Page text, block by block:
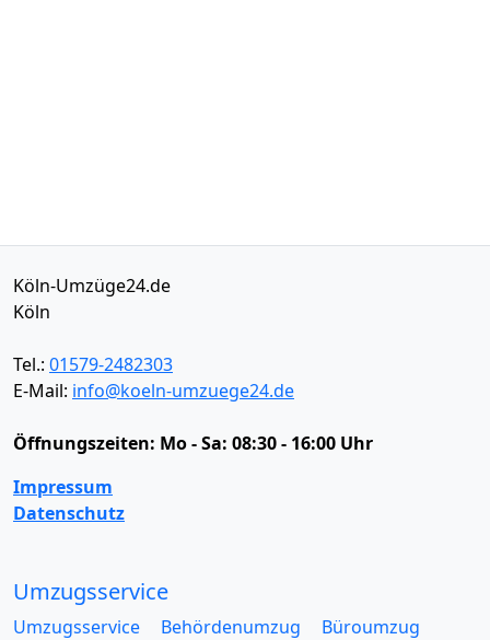
Köln-Umzüge24.de
Köln
Tel.: 01579-2482303
E-Mail: info@koeln-umzuege24.de
Öffnungszeiten: Mo - Sa: 08:30 - 16:00 Uhr
Impressum
Datenschutz
Umzugsservice
Umzugsservice Behördenumzug
Büroumzug